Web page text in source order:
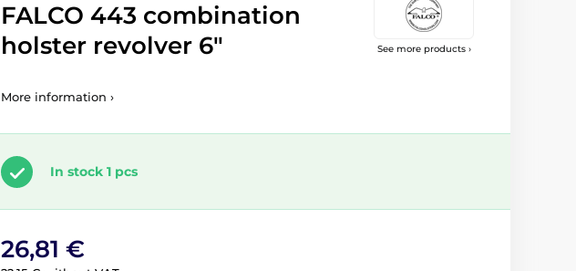
See more products ›
FALCO 443 combination
holster revolver 6"
More information ›
In stock 1 pcs
26,81 €